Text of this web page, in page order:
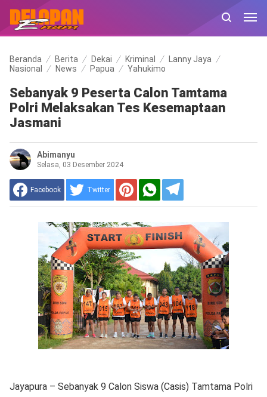
Beranda Berita Dekai Kriminal
Lanny Jaya
Nasional
News Papua Yahukimo
Sebanyak 9 Peserta Calon Tamtama
Polri Melaksakan Tes Kesemaptaan
Jasmani
Abimanyu
Selasa, 03 Desember 2024
Facebook Twitter
Jayapura – Sebanyak 9 Calon Siswa (Casis) Tamtama Polri